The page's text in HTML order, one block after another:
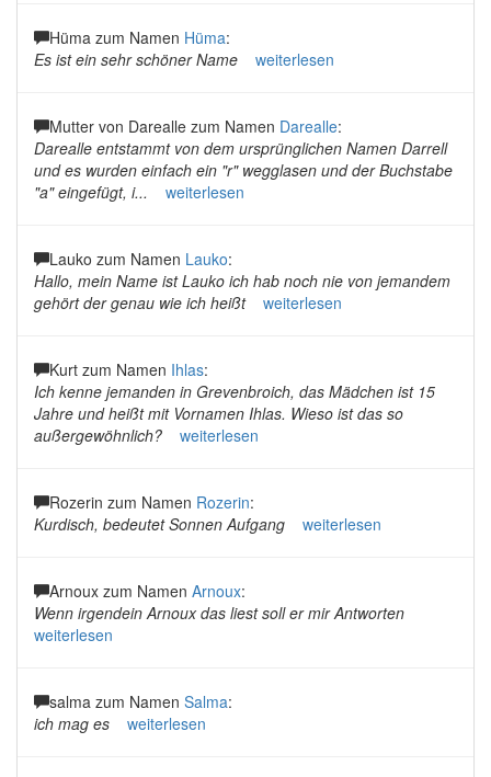
Hüma zum Namen Hüma:
Es ist ein sehr schöner Name
weiterlesen
Mutter von Darealle zum Namen Darealle:
Darealle entstammt von dem ursprünglichen Namen Darrell
und es wurden einfach ein "r" wegglasen und der Buchstabe
"a" eingefügt, i...
weiterlesen
Lauko zum Namen Lauko:
Hallo, mein Name ist Lauko ich hab noch nie von jemandem
gehört der genau wie ich heißt
weiterlesen
Kurt zum Namen Ihlas:
Ich kenne jemanden in Grevenbroich, das Mädchen ist 15
Jahre und heißt mit Vornamen Ihlas. Wieso ist das so
außergewöhnlich?
weiterlesen
Rozerin zum Namen Rozerin:
Kurdisch, bedeutet Sonnen Aufgang
weiterlesen
Arnoux zum Namen Arnoux:
Wenn irgendein Arnoux das liest soll er mir Antworten
weiterlesen
salma zum Namen Salma:
ich mag es
weiterlesen